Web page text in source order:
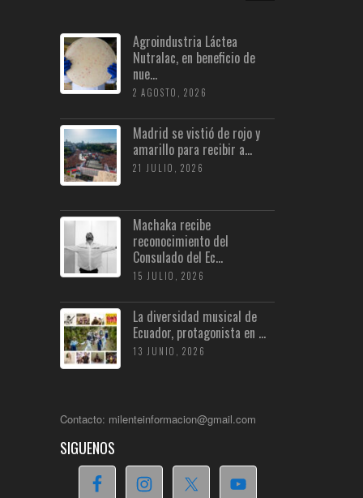
Agroindustria Láctea
Nutralac, en beneficio de
nue...
2 AGOSTO, 2026
Madrid se vistió de rojo y
amarillo para recibir a...
21 JULIO, 2026
Machaka recibe
reconocimiento del
Consulado del Ec...
15 JULIO, 2026
La diversidad musical de
Ecuador, protagonista en ...
13 JUNIO, 2026
Contacto: milenteinformacion@gmail.com
SIGUENOS